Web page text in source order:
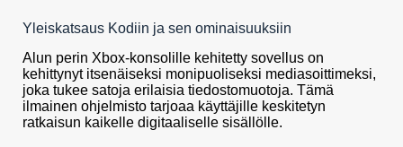
Yleiskatsaus Kodiin ja sen ominaisuuksiin
Alun perin Xbox-konsolille kehitetty sovellus on
kehittynyt itsenäiseksi monipuoliseksi mediasoittimeksi,
joka tukee satoja erilaisia tiedostomuotoja. Tämä
ilmainen ohjelmisto tarjoaa käyttäjille keskitetyn
ratkaisun kaikelle digitaaliselle sisällölle.